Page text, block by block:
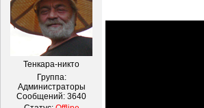
Тенкара-никто
Группа:
Администраторы
Сообщений: 3640